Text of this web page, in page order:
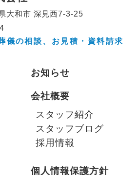
大和市 深見西7-3-25
儀の相談、 お見積・資料請求
お知らせ
会社概要
スタッフ紹介
スタッフブログ
採用情報
個人情報保護方針